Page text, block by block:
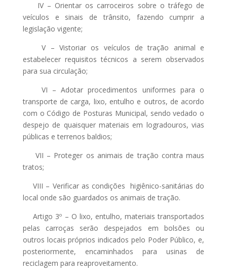
IV – Orientar os carroceiros sobre o tráfego de
veículos e sinais de trânsito, fazendo cumprir a
legislação vigente;
V – Vistoriar os veículos de tração animal e
estabelecer requisitos técnicos a serem observados
para sua circulação;
VI – Adotar procedimentos uniformes para o
transporte de carga, lixo, entulho e outros, de acordo
com o Código de Posturas Municipal, sendo vedado o
despejo de quaisquer materiais em logradouros, vias
públicas e terrenos baldios;
VII – Proteger os animais de tração contra maus
tratos;
VIII – Verificar as condições higiênico-sanitárias do
local onde são guardados os animais de tração.
Artigo 3º – O lixo, entulho, materiais transportados
pelas carroças serão despejados em bolsões ou
outros locais próprios indicados pelo Poder Público, e,
posteriormente, encaminhados para usinas de
reciclagem para reaproveitamento.